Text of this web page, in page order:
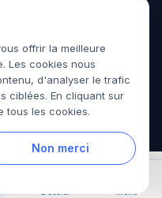
Tous droits réservés.
offrir la meilleure
Les cookies nous
d'analyser le trafic
ciblées. En cliquant sur
tous les cookies.
Non merci